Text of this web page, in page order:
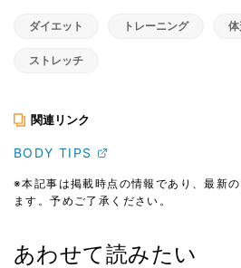
ダイエット トレーニング
ストレッチ
関連リンク
BODY TIPS
※本記事は掲載時点の情報であり、最新
ます。予めご了承ください。
あわせて読みたい